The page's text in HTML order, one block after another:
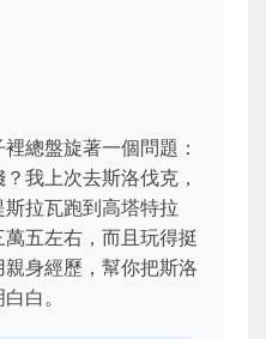
總盤旋著一個問題：
我上次去斯洛伐克，
拉瓦跑到高塔特拉
五左右，而且玩得挺
身經歷，幫你把斯洛
白。